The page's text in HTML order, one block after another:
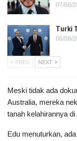
07/08/
Turki
06/08/
PREV NEXT
Meski tidak ada
Australia, mereka
tanah kelahirannya di
Edu menuturkan,